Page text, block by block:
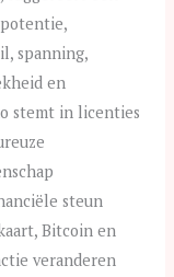
spanning,
en
stemt in licenties
steun
Bitcoin en
veranderen